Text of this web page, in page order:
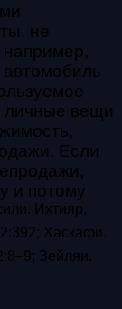
не
личные вещи
Если
и потому
Ихтияр,
Хаскафи.
–9; Зейляи.